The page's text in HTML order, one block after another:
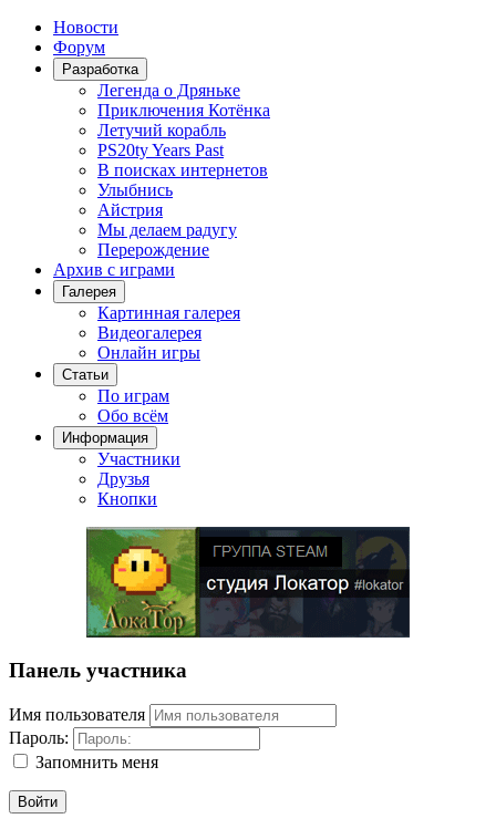
Новости
Форум
Разработка
Легенда о Дряньке
Приключения Котёнка
Летучий корабль
PS20ty Years Past
В поисках интернетов
Улыбнись
Айстрия
Мы делаем радугу
Перерождение
Архив с играми
Галерея
Картинная галерея
Видеогалерея
Онлайн игры
Статьи
По играм
Обо всём
Информация
Участники
Друзья
Кнопки
Панель участника
Имя пользователя
Пароль:
Запомнить меня
Войти